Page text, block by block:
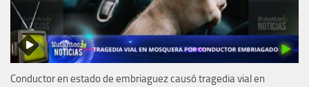
Conductor en estado de embriaguez causó tragedia vial en